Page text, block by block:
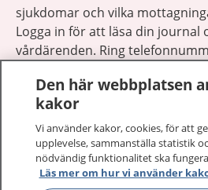
sjukdomar och vilka
Logga in för att läsa din journal
vårdärenden. Ring
1177 ger dig råd när du vill må
Den här webbplatsen
kakor
Vi använder kakor, cookies, för att
upplevelse, sammanställa statistik
nödvändig funktionalitet ska
Läs mer om hur vi använder